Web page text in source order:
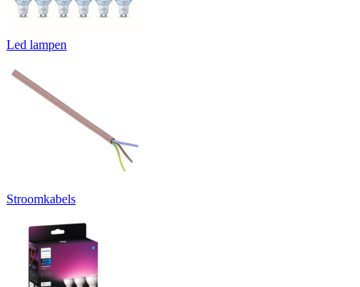
Led lampen
Stroomkabels